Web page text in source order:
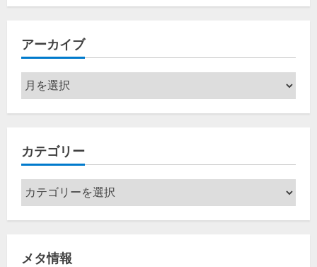
アーカイブ
ア
ー
カ
ブ
カテゴリー
カ
テ
ゴ
ー
メタ情報